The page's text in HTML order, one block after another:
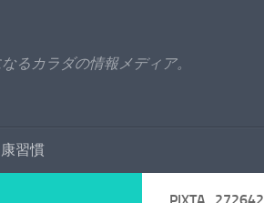
るカラダの情報メディア。
習慣